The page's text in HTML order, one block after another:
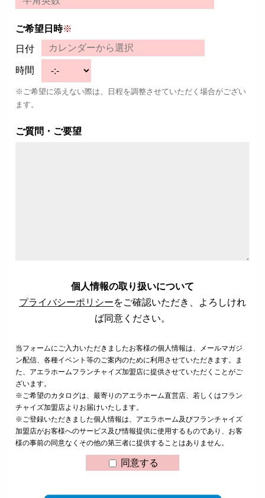
ご希望日時※
日付
時間
※ご希望に添えない際は、日程を調整させていただく場合がござい
ます。
ご質問・ご要望
個人情報の取り扱いについて
プライバシーポリシーをご確認いただき、よろしけれ
ば同意ください。
当フォームにご入力いただきましたお客様の個人情報は、メールマガジ
ン配信、各種イベント等のご案内のために利用させていただきます。ま
た、アエラホームフランチャイズ加盟店に提供させていただくことがご
ざいます。
※ご希望のカタログは、最寄りのアエラホーム直営店、若しくはフラン
チャイズ加盟店よりお届けいたします。
※ご登録いただきました個人情報は、アエラホーム及びフランチャイズ
加盟店がお客様へのサービス及び情報提供に使用するものであり、お客
様の事前の同意なくその他の第三者に提供することはありません。
同意する